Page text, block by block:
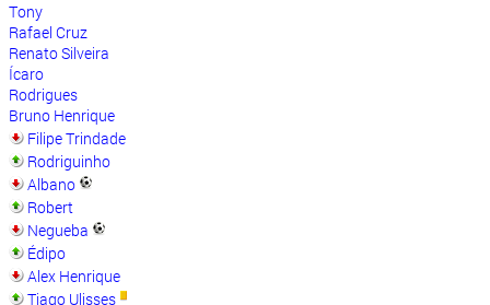
Tony
Rafael Cruz
Renato Silveira
Ícaro
Rodrigues
Bruno Henrique
Filipe Trindade
Rodriguinho
Albano
Robert
Negueba
Édipo
Alex Henrique
Tiago Ulisses